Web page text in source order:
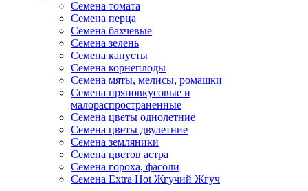
Семена томата
Семена перца
Семена бахчевые
Семена зелень
Семена капусты
Семена корнеплоды
Семена мяты, мелисы, ромашки
Семена пряновкусовые и
малораспространенные
Семена цветы однолетние
Семена цветы двулетние
Семена земляники
Семена цветов астра
Семена гороха, фасоли
Семена Extra Hot Жгучий Жгуч